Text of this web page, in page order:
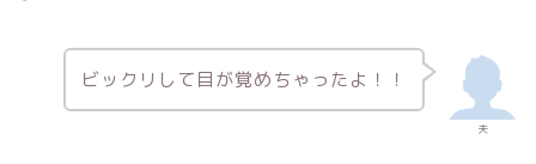
夫
ビックリして目が覚めちゃったよ！！